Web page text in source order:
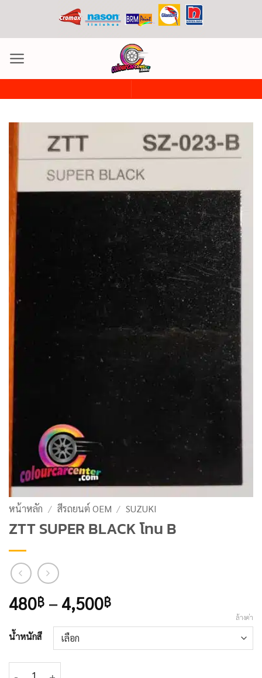
เนื้อหา
หน้าหลัก / สีรถยนต์ OEM / SUZUKI
ZTT SUPER BLACK โทน B
480฿ – 4,500฿Price
through
น้ำหนักสี
ล้างค่า
จำนวน ZTT SUPER BLACK โทน B ชิ้น